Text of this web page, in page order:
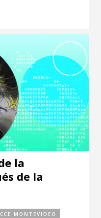
la
de la
CCE MONTEVIDEO